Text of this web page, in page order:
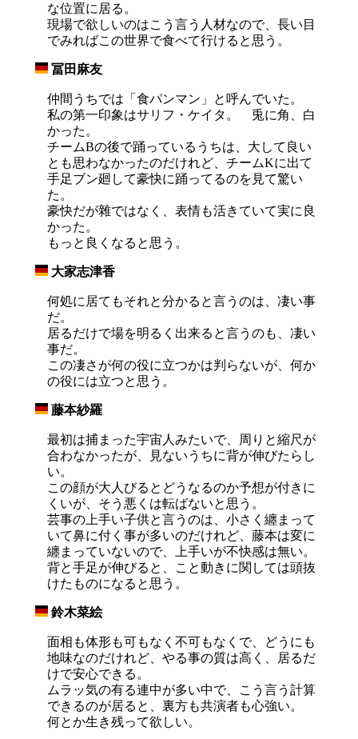
な位置に居る。
現場で欲しいのはこう言う人材なので、長い目
でみればこの世界で食べて行けると思う。
冨田麻友
仲間うちでは「食パンマン」と呼んでいた。
私の第一印象はサリフ・ケイタ。 兎に角、白
かった。
チームBの後で踊っているうちは、大して良い
とも思わなかったのだけれど、チームKに出て
手足ブン廻して豪快に踊ってるのを見て驚い
た。
豪快だが雜ではなく、表情も活きていて実に良
かった。
もっと良くなると思う。
大家志津香
何処に居てもそれと分かると言うのは、凄い事
だ。
居るだけで場を明るく出来ると言うのも、凄い
事だ。
この凄さが何の役に立つかは判らないが、何か
の役には立つと思う。
藤本紗羅
最初は捕まった宇宙人みたいで、周りと縮尺が
合わなかったが、見ないうちに背が伸びたらし
い。
この顔が大人びるとどうなるのか予想が付きに
くいが、そう悪くは転ばないと思う。
芸事の上手い子供と言うのは、小さく纏まって
いて鼻に付く事が多いのだけれど、藤本は変に
纏まっていないので、上手いが不快感は無い。
背と手足が伸びると、こと動きに関しては頭抜
けたものになると思う。
鈴木菜絵
面相も体形も可もなく不可もなくで、どうにも
地味なのだけれど、やる事の質は高く、居るだ
けで安心できる。
ムラッ気の有る連中が多い中で、こう言う計算
できるのが居ると、裏方も共演者も心強い。
何とか生き残って欲しい。